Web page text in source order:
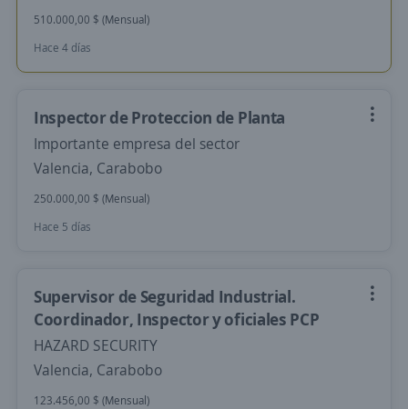
510.000,00 $ (Mensual)
Hace 4 días
Inspector de Proteccion de Planta
Importante empresa del sector
Valencia, Carabobo
250.000,00 $ (Mensual)
Hace 5 días
Supervisor de Seguridad Industrial.
Coordinador, Inspector y oficiales PCP
HAZARD SECURITY
Valencia, Carabobo
123.456,00 $ (Mensual)